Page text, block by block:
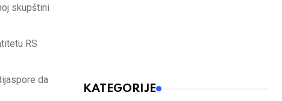
skupštini
RS
da
KATEGORIJE